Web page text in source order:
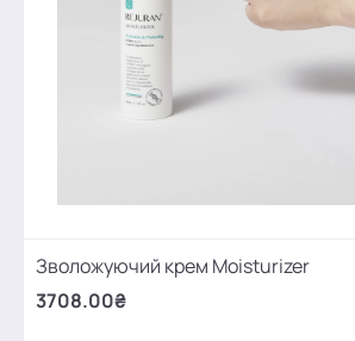
Зволожуючий крем Moisturizer
3708.00₴